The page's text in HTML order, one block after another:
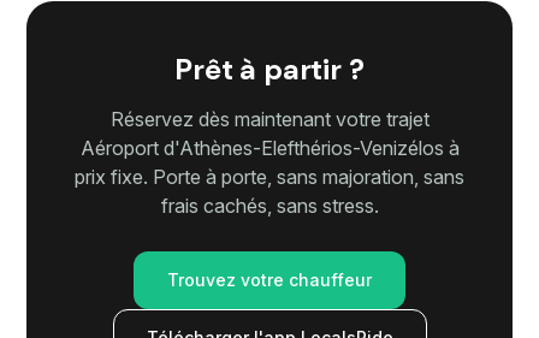
Prêt à partir ?
Réservez dès maintenant votre trajet
Aéroport d'Athènes-Elefthérios-Venizélos à
prix fixe. Porte à porte, sans majoration, sans
frais cachés, sans stress.
Trouvez votre chauffeur